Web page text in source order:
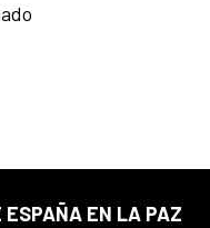
ESPAÑA EN LA PAZ